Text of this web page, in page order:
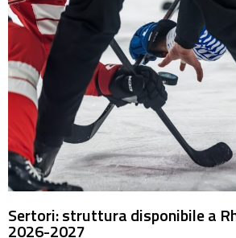
Sertori: struttura disponibile a
2026-2027